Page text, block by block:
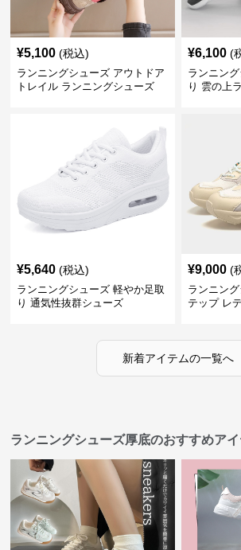
¥5,100 (税込)
ランニングシューズ アウトドア
トレイル ランニングシューズ
¥6,100 (
ランニン
り 雲の上
¥5,640 (税込)
ランニングシューズ 軽やか足取
り 通気性抜群シューズ
¥9,000 (
ランニン
テップ レ
新着アイテムの一覧へ
ランニングシューズ厚底のおすすめア